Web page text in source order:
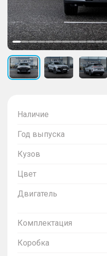
Наличие
Год выпуска
Кузов
Цвет
Двигатель
Комплектация
Коробка